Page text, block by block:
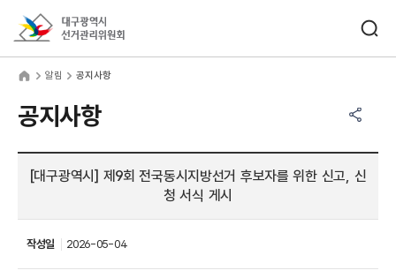
알림 공지사항
공지사항
[대구광역시] 제9회 전국동시지방선거 후보자를 위한 신고, 신
청 서식 게시
작성일 2026-05-04